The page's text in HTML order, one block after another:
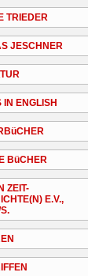
TRIEDER
JESCHNER
IN ENGLISH
BüCHER
ZEIT-
E.V.,